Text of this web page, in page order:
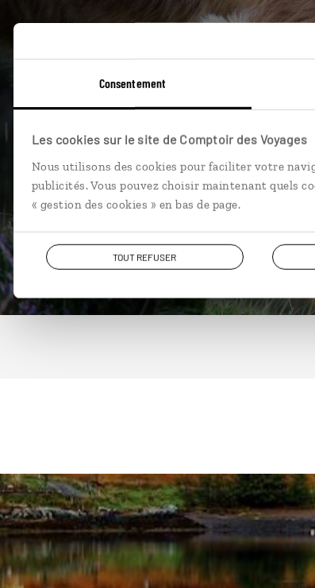
Consentement
Les cookies sur le site de Comptoir des Voyages
Nous utilisons des cookies pour faciliter votre
publicités. Vous pouvez choisir maintenant quels
« gestion des cookies » en bas de page.
TOUT REFUSER